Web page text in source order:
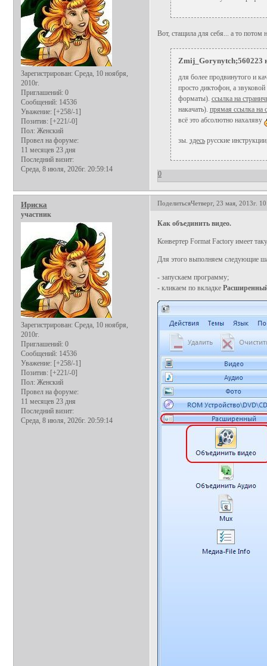
Зарегистрирован: Среда, 10 ноября,
2010г.
Приглашений: 0
Сообщений: 14536
Уважение: [+258/-1]
Позитив: [+221/-0]
Пол: Женский
Провел на форуме:
11 месяцев 23 дня
Последний визит:
Среда, 8 июля, 2026г. 20:59:14
Вот, стащила для себя... а то потом
Zmij_Gorynytch;560223
для более продвинутого и
просто диктофон, а
форматы). ссылка на
накачать). прямая ссылка на
всё это абсолютно нахаляву
зы. здесьрусские
0
ПоделитьсяЧетверг, 23 мая, 2013г.
Ириска
участник
Зарегистрирован: Среда, 10 ноября,
2010г.
Приглашений: 0
Сообщений: 14536
Уважение: [+258/-1]
Позитив: [+221/-0]
Пол: Женский
Провел на форуме:
11 месяцев 23 дня
Последний визит:
Среда, 8 июля, 2026г. 20:59:14
Как объединить видео.
Конвертер Format Factory имеет
Для этого выполняем следующие
- запускаем программу;
- кликаем по вкладке